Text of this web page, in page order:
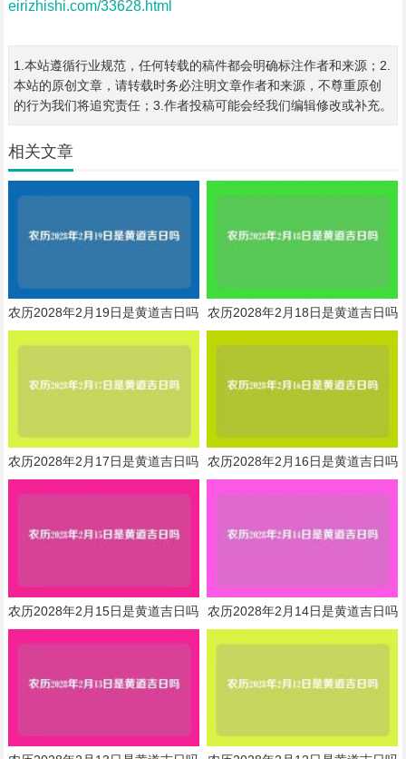
eirizhishi.com/33628.html
1.本站遵循行业规范，任何转载的稿件都会明确标注作者和来源；2.
本站的原创文章，请转载时务必注明文章作者和来源，不尊重原创
的行为我们将追究责任；3.作者投稿可能会经我们编辑修改或补充。
相关文章
农历2028年2月19日是黄道吉日吗 农历2028年2月18日是黄道吉日吗
农历2028年2月17日是黄道吉日吗 农历2028年2月16日是黄道吉日吗
农历2028年2月15日是黄道吉日吗 农历2028年2月14日是黄道吉日吗